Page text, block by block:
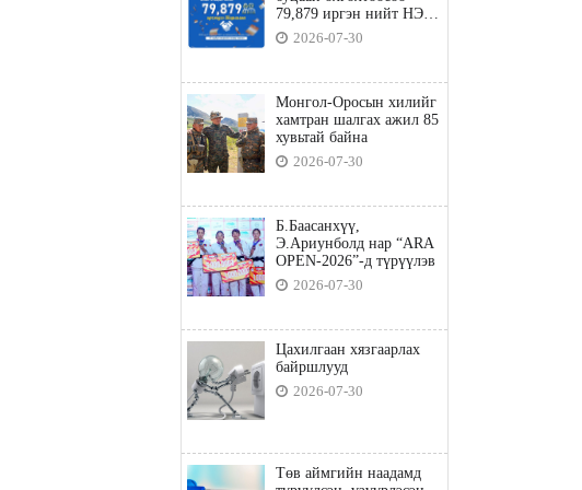
79,879 иргэн нийт НЭГ
ТЭРБУМ төгрөгийн
татвараа төлөв
2026-07-30
Монгол-Оросын хилийг
хамтран шалгах ажил 85
хувьтай байна
2026-07-30
Б.Баасанхүү,
Э.Ариунболд нар “ARA
OPEN-2026”-д түрүүлэв
2026-07-30
Цахилгаан хязгаарлах
байршлууд
2026-07-30
Төв аймгийн наадамд